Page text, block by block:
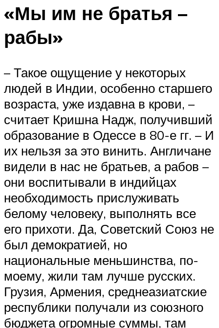
«Мы им не братья –
рабы»
– Такое ощущение у некоторых
людей в Индии, особенно старшего
возраста, уже издавна в крови, –
считает Кришна Надж, получивший
образование в Одессе в ­80-е гг. – И
их нельзя за это винить. Англичане
видели в нас не братьев, а рабов –
они воспитывали в индийцах
необходимость прислуживать
белому человеку, выполнять все
его прихоти. Да, Советский Союз не
был демо­кратией, но
национальные меньшинства, по-
моему, жили там лучше русских.
Грузия, Армения, среднеазиатские
республики получали из союзного
бюджета огромные суммы, там